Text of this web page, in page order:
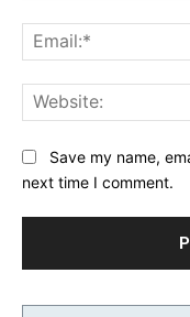
Save my name,
next time I comment.